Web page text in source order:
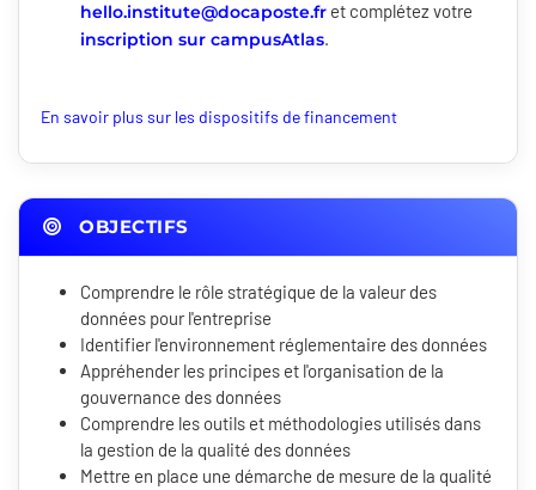
hello.institute@docaposte.fr et complétez votre
inscription sur campusAtlas.
En savoir plus sur les dispositifs de financement
OBJECTIFS
Comprendre le rôle stratégique de la valeur des
données pour l'entreprise
Identifier l'environnement réglementaire des données
Appréhender les principes et l'organisation de la
gouvernance des données
Comprendre les outils et méthodologies utilisés dans
la gestion de la qualité des données
Mettre en place une démarche de mesure de la qualité